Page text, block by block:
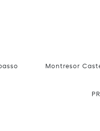
Montresor